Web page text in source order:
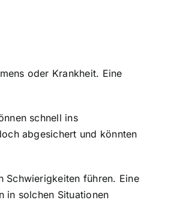
oder Krankheit. Eine
schnell ins
abgesichert und könnten
Schwierigkeiten führen. Eine
in solchen Situationen